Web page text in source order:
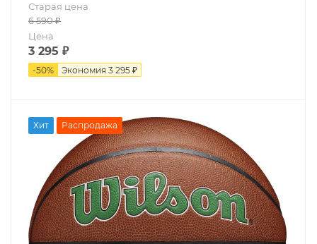
Старая цена
6 590₽
Цена
3 295 ₽
-50% Экономия 3 295 ₽
Хит Распродажа